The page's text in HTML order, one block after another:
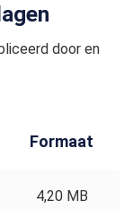
door en
Formaat
4,20 MB